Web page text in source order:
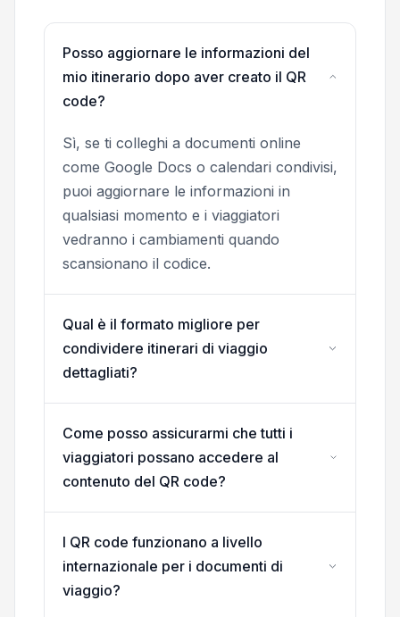
Posso aggiornare le informazioni del
mio itinerario dopo aver creato il QR
code?
Sì, se ti colleghi a documenti online
come Google Docs o calendari condivisi,
puoi aggiornare le informazioni in
qualsiasi momento e i viaggiatori
vedranno i cambiamenti quando
scansionano il codice.
Qual è il formato migliore per
condividere itinerari di viaggio
dettagliati?
Come posso assicurarmi che tutti i
viaggiatori possano accedere al
contenuto del QR code?
I QR code funzionano a livello
internazionale per i documenti di
viaggio?